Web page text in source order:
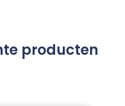
producten